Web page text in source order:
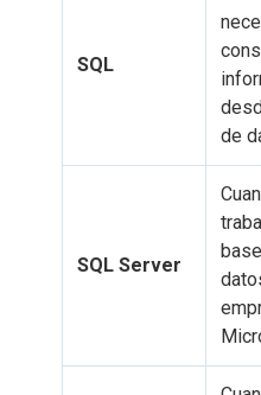
SQL
de
SQL Server